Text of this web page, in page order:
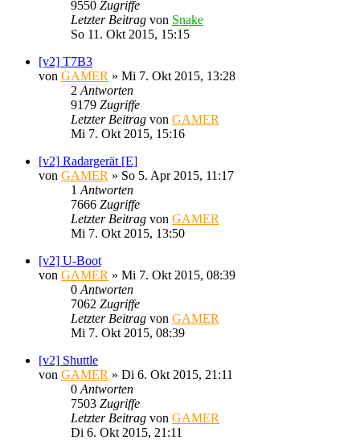
9550 Zugriffe
Letzter Beitrag von Snake
So 11. Okt 2015, 15:15
[v2] T7B3
von GAMER » Mi 7. Okt 2015, 13:28
2 Antworten
9179 Zugriffe
Letzter Beitrag von GAMER
Mi 7. Okt 2015, 15:16
[v2] Radargerät [E]
von GAMER » So 5. Apr 2015, 11:17
1 Antworten
7666 Zugriffe
Letzter Beitrag von GAMER
Mi 7. Okt 2015, 13:50
[v2] U-Boot
von GAMER » Mi 7. Okt 2015, 08:39
0 Antworten
7062 Zugriffe
Letzter Beitrag von GAMER
Mi 7. Okt 2015, 08:39
[v2] Shuttle
von GAMER » Di 6. Okt 2015, 21:11
0 Antworten
7503 Zugriffe
Letzter Beitrag von GAMER
Di 6. Okt 2015, 21:11